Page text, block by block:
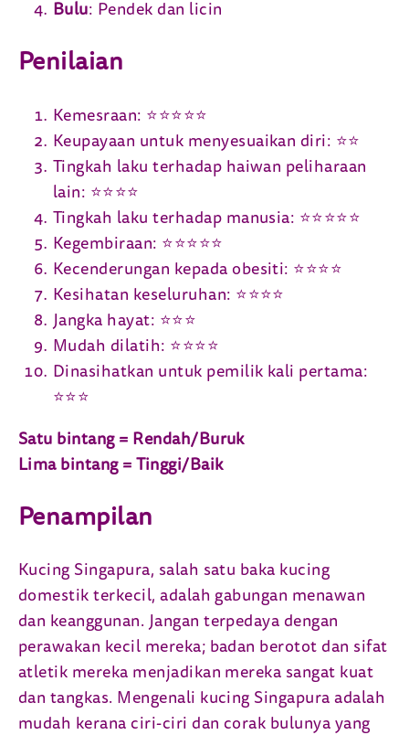
Bulu: Pendek dan licin
Penilaian
Kemesraan: ⭐⭐⭐⭐⭐
Keupayaan untuk menyesuaikan diri: ⭐⭐
Tingkah laku terhadap haiwan peliharaan
lain: ⭐⭐⭐⭐
Tingkah laku terhadap manusia: ⭐⭐⭐⭐⭐
Kegembiraan: ⭐⭐⭐⭐⭐
Kecenderungan kepada obesiti: ⭐⭐⭐⭐
Kesihatan keseluruhan: ⭐⭐⭐⭐
Jangka hayat: ⭐⭐⭐
Mudah dilatih: ⭐⭐⭐⭐
Dinasihatkan untuk pemilik kali pertama:
⭐⭐⭐
Satu bintang = Rendah/Buruk
Lima bintang = Tinggi/Baik
Penampilan
Kucing Singapura, salah satu baka kucing
domestik terkecil, adalah gabungan menawan
dan keanggunan. Jangan terpedaya dengan
perawakan kecil mereka; badan berotot dan sifat
atletik mereka menjadikan mereka sangat kuat
dan tangkas. Mengenali kucing Singapura adalah
mudah kerana ciri-ciri dan corak bulunya yang